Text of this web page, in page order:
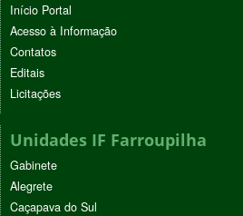
Início Portal
Acesso à Informação
Contatos
Editais
Licitações
Unidades IF Farroupilha
Gabinete
Alegrete
Caçapava do Sul